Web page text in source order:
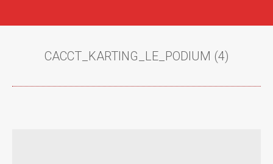
CACCT_KARTING_LE_PODIUM (4)